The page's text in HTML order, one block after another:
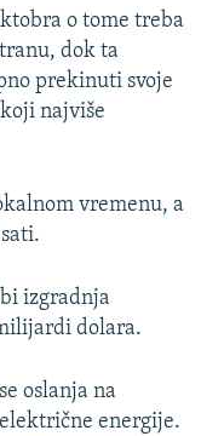
o tome treba
dok ta
prekinuti svoje
najviše
vremenu, a
izgradnja
dolara.
oslanja na
energije.